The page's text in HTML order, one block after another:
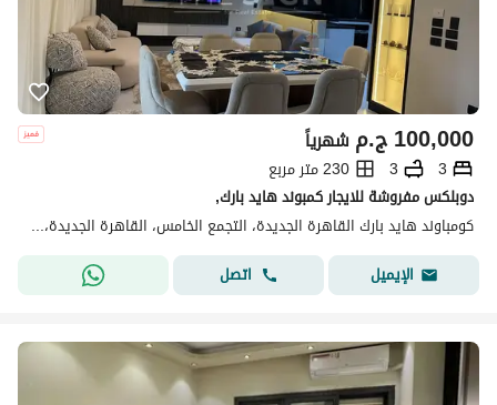
ج.م100,000 شهرياً
3
3
230 متر مربع
دوبلكس مفروشة للايجار كمبوند هايد بارك,
كومباوند هايد بارك القاهرة الجديدة، التجمع الخامس، القاهرة الجديدة، القاهرة
الإيميل
اتصل